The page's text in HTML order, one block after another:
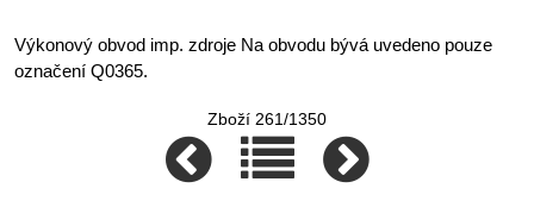
Výkonový obvod imp. zdroje Na obvodu bývá uvedeno pouze
označení Q0365.
Zboží 261/1350